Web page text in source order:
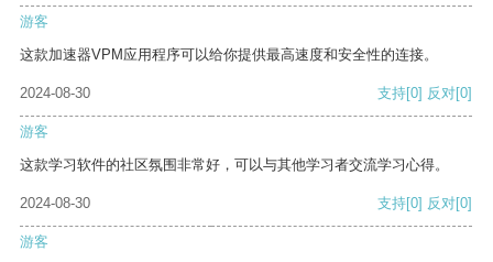
游客
这款加速器VPM应用程序可以给你提供最高速度和安全性的连接。
2024-08-30 支持[0] 反对[0]
游客
这款学习软件的社区氛围非常好，可以与其他学习者交流学习心得。
2024-08-30 支持[0] 反对[0]
游客